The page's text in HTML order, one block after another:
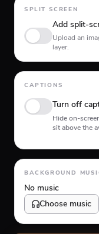
SPLIT SCREEN
Add split-
Upload an
layer.
CAPTIONS
Turn off
Hide on-
sit above the
Animation type
BACKGROUND
No music
Choose music